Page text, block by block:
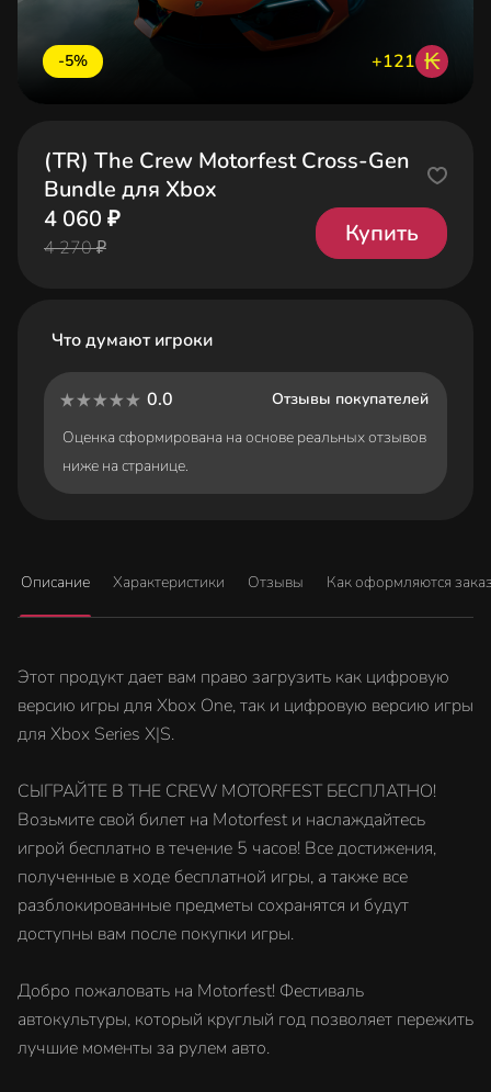
-5% +121 ₭
(TR) The Crew Motorfest Cross-Gen
Bundle для Xbox
4 060 ₽
4 270 ₽
Купить
Что думают игроки
0.0
Отзывы покупателей
Оценка сформирована на основе реальных отзывов
ниже на странице.
Описание Характеристики Отзывы Как оформляются
Этот продукт дает вам право загрузить как цифровую
версию игры для Xbox One, так и цифровую версию игры
для Xbox Series X|S.
СЫГРАЙТЕ В THE CREW MOTORFEST БЕСПЛАТНО!
Возьмите свой билет на Motorfest и наслаждайтесь
игрой бесплатно в течение 5 часов! Все достижения,
полученные в ходе бесплатной игры, а также все
разблокированные предметы сохранятся и будут
доступны вам после покупки игры.
Добро пожаловать на Motorfest! Фестиваль
автокультуры, который круглый год позволяет пережить
лучшие моменты за рулем авто.